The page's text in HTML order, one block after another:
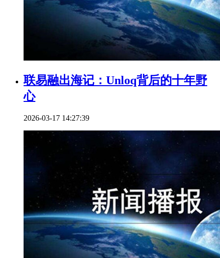
联易融出海记：Unloq背后的十年野
心
2026-03-17 14:27:39